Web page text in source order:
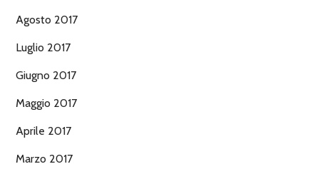
Agosto 2017
Luglio 2017
Giugno 2017
Maggio 2017
Aprile 2017
Marzo 2017